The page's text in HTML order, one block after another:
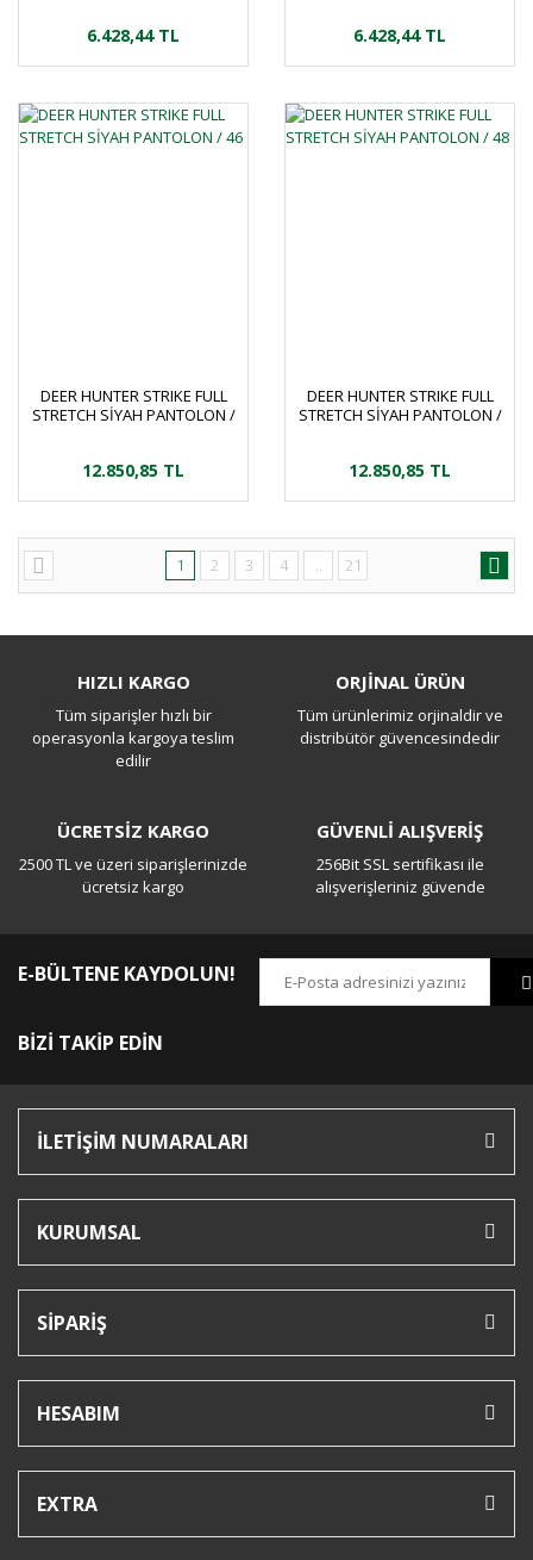
6.428,44 TL 6.428,44 TL
DEER HUNTER STRIKE FULL
STRETCH SİYAH PANTOLON /
12.850,85 TL
DEER HUNTER STRIKE FULL
STRETCH SİYAH PANTOLON /
12.850,85 TL
1 2 3 4 .. 21
HIZLI KARGO
Tüm siparişler hızlı bir
operasyonla kargoya teslim
edilir
ORJİNAL ÜRÜN
Tüm ürünlerimiz orjinaldir ve
distribütör güvencesindedir
ÜCRETSİZ KARGO
2500 TL ve üzeri siparişlerinizde
ücretsiz kargo
GÜVENLİ ALIŞVERİŞ
256Bit SSL sertifikası ile
alışverişleriniz güvende
E-BÜLTENE KAYDOLUN!
BİZİ TAKİP EDİN
İLETİŞİM NUMARALARI
KURUMSAL
SİPARİŞ
HESABIM
EXTRA